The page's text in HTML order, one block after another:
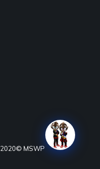
MSWP